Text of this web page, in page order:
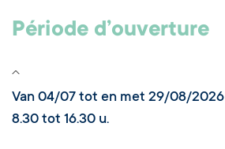
Période d’ouverture
Van 04/07 tot en met 29/08/
8.30 tot 16.30 u.